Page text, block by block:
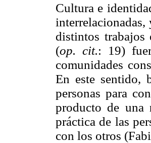
Cultura e
interrelacionadas,
distintos
(op. cit.: 19)
comunidades
En este sentido,
personas para
producto de una
práctica de las
con los otros